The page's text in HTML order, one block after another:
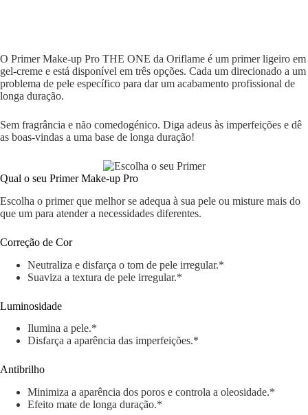
O Primer Make-up Pro THE ONE da Oriflame é um primer ligeiro em
gel-creme e está disponível em três opções. Cada um direcionado a um
problema de pele específico para dar um acabamento profissional de
longa duração.
Sem fragrância e não comedogénico. Diga adeus às imperfeições e dê
as boas-vindas a uma base de longa duração!
Qual o seu Primer Make-up Pro
Escolha o primer que melhor se adequa à sua pele ou misture mais do
que um para atender a necessidades diferentes.
Correção de Cor
Neutraliza e disfarça o tom de pele irregular.*
Suaviza a textura de pele irregular.*
Luminosidade
Ilumina a pele.*
Disfarça a aparência das imperfeições.*
Antibrilho
Minimiza a aparência dos poros e controla a oleosidade.*
Efeito mate de longa duração.*